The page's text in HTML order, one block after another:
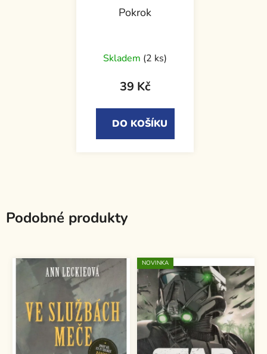
Pokrok
Skladem (2 ks)
39 Kč
DO KOŠÍKU
Podobné produkty
NOVINKA